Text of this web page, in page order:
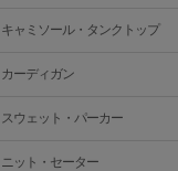
キャミソール・タンクトップ
カーディガン
スウェット・パーカー
ニット・セーター